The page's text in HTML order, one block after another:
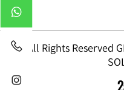
© All Rights Reserved